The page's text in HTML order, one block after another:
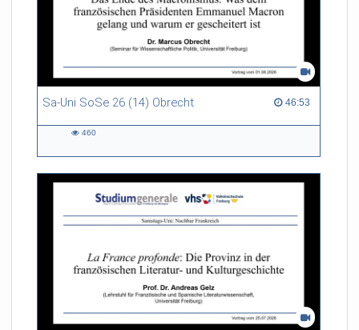
Sa-Uni SoSe 26 (14) Obrecht 46:53
46:53 duration
460